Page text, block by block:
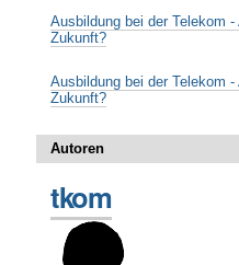
Ausbildung bei der Telekom
Zukunft?
Ausbildung bei der Telekom
Zukunft?
Autoren
tkom